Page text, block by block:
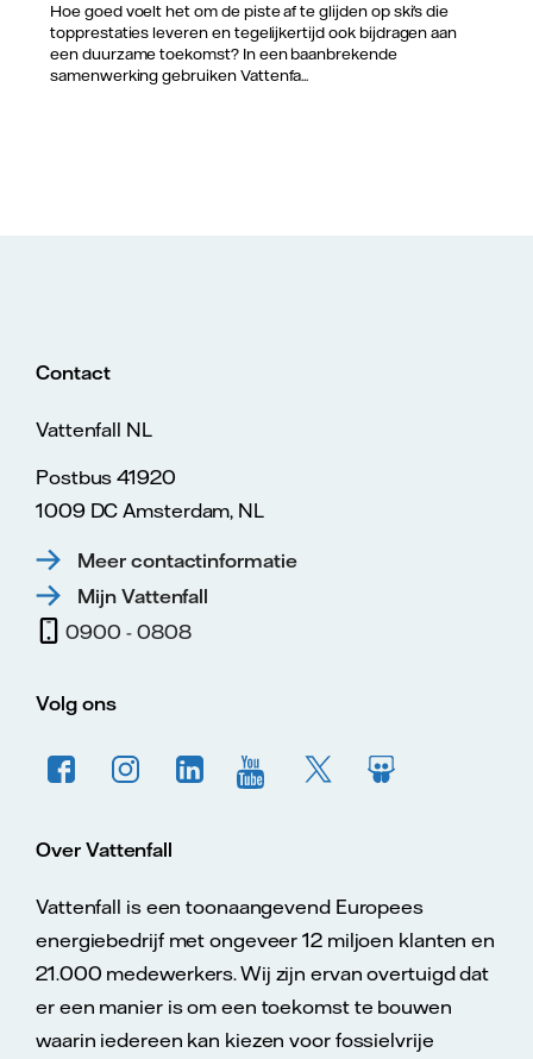
Hoe goed voelt het om de piste af te glijden op ski's die
topprestaties leveren en tegelijkertijd ook bijdragen aan
een duurzame toekomst? In een baanbrekende
samenwerking gebruiken Vattenfa...
Contact
Vattenfall NL
Postbus 41920
1009 DC Amsterdam, NL
Meer contactinformatie
Mijn Vattenfall
0900 - 0808
Volg ons
Over Vattenfall
Vattenfall is een toonaangevend Europees
energiebedrijf met ongeveer 12 miljoen klanten en
21.000 medewerkers. Wij zijn ervan overtuigd dat
er een manier is om een toekomst te bouwen
waarin iedereen kan kiezen voor fossielvrije